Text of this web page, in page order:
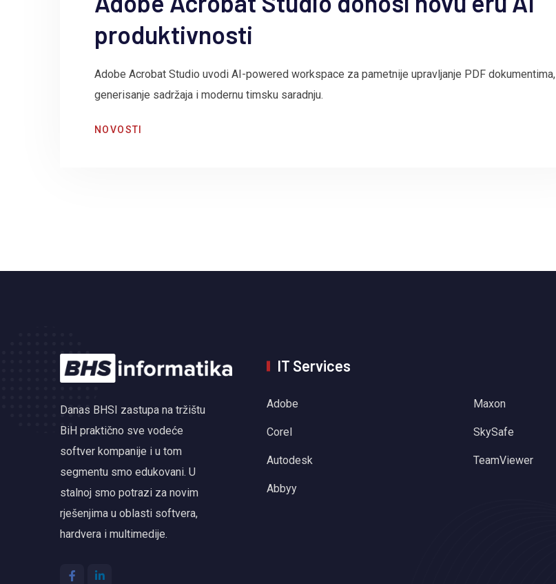
produktivnosti
Adobe Acrobat Studio uvodi AI-powered workspace za pametnije upravljanje PDF dokumentima,
generisanje sadržaja i modernu timsku saradnju.
NOVOSTI
Danas BHSI zastupa na tržištu
BiH praktično sve vodeće
softver kompanije i u tom
segmentu smo edukovani. U
stalnoj smo potrazi za novim
rješenjima u oblasti softvera,
hardvera i multimedije.
IT Services
Adobe
Corel
Autodesk
Abbyy
Maxon
SkySafe
TeamViewer